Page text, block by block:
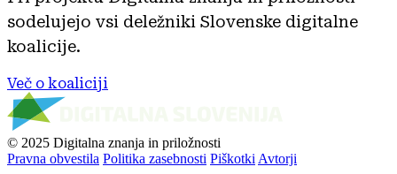
sodelujejo vsi deležniki Slovenske digitalne
koalicije.
Več o koaliciji
© 2025 Digitalna znanja in priložnosti
Pravna obvestila Politika zasebnosti Piškotki Avtorji